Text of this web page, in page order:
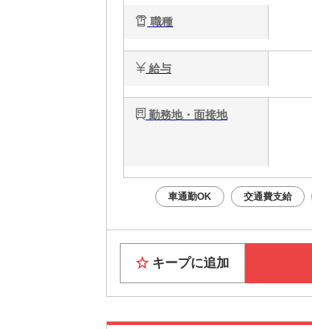
職種
給与
勤務地・面接地
車通勤OK 交通費支給
キープに追加